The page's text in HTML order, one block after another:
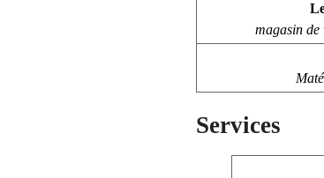
magasin de
Services